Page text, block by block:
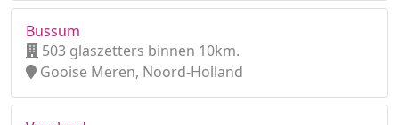
Bussum
503 glaszetters binnen 10km.
Gooise Meren, Noord-Holland